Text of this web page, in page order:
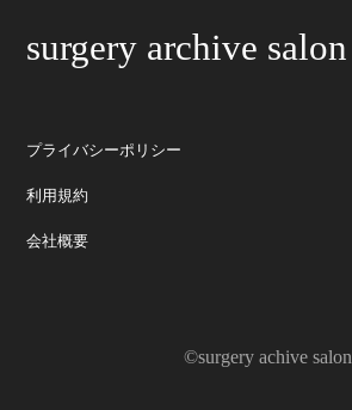
surgery archive salon
プライバシーポリシー
利用規約
会社概要
©surgery achive salon